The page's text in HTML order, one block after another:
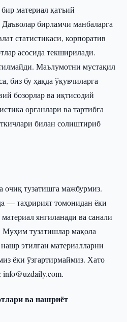
материал қатъий
бирламчи манбаларга
статистикаси, корпоратив
асосида текширилади.
Маълумотни мустақил
биз бу ҳақда ўқувчиларга
бозорлар ва иқтисодий
органлари ва тартибга
билан солиштириб
очиқ тузатишга мажбурмиз.
— таҳририят томонидан ёки
янгиланади ва санали
тузатишлар мақола
этилган материалларни
ёки ўзгартирмаймиз. Хато
ва нашриёт